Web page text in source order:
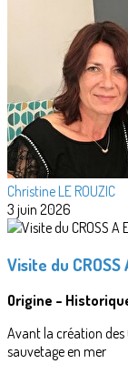
Christine LE ROUZIC
3 juin 2026
Visite du CROSS
Origine –
Avant la création des
sauvetage en mer